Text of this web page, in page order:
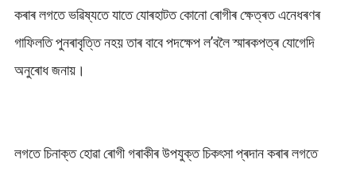
কৰাৰ লগতে ভৱিষ্যতে যাতে যোৰহাটত কোনো ৰোগীৰ ক্ষেত্ৰত এনেধৰণৰ
গাফিলতি পুনৰাবৃত্তি নহয় তাৰ বাবে পদক্ষেপ ল’বলৈ স্মাৰকপত্ৰ যোগেদি
অনুৰোধ জনায়।
লগতে চিনাক্ত হোৱা ৰোগী গৰাকীৰ উপযুক্ত চিকৎসা প্ৰদান কৰাৰ লগতে